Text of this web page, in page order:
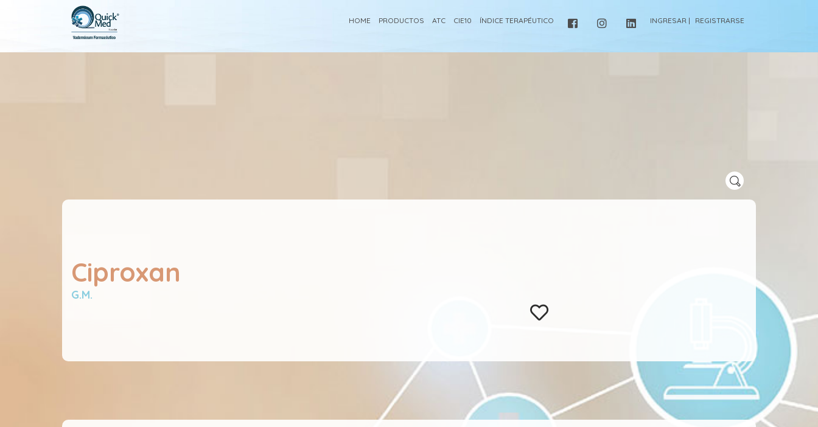
HOME PRODUCTOS ATC CIE10 ÍNDICE TERAPÉUTICO INGRESAR | REGISTRARSE
Ciproxan
G.M.